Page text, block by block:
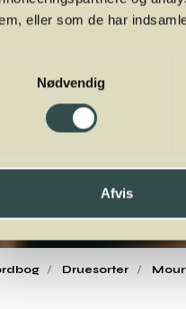
eller som de har
Nødvendig
Afvis
Druesorter